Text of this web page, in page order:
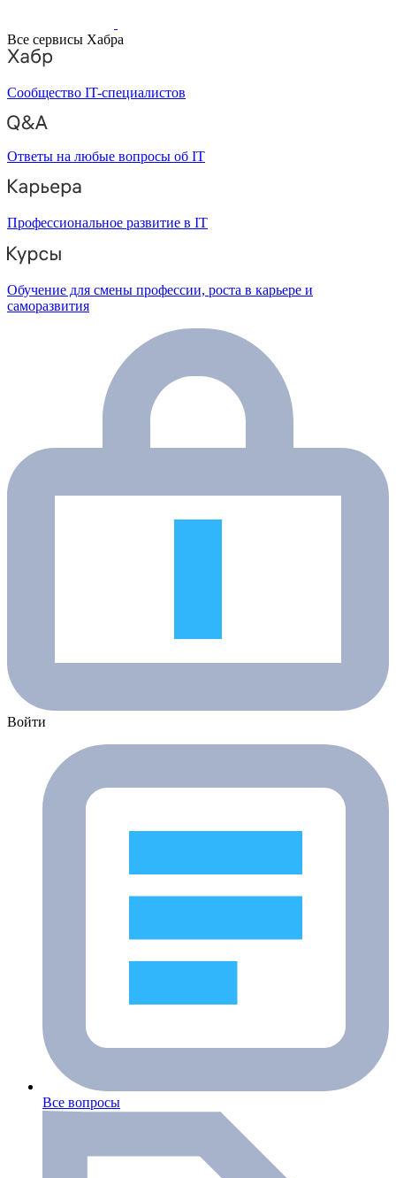
Все сервисы Хабра
Сообщество IT-специалистов
Ответы на любые вопросы об IT
Профессиональное развитие в IT
Обучение для смены профессии, роста в карьере и
саморазвития
Войти
Все вопросы